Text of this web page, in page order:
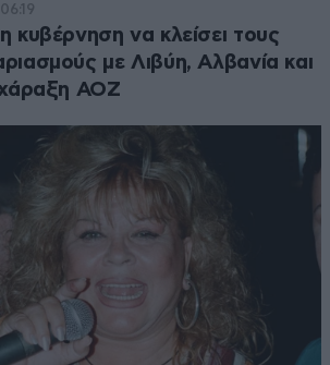
κυβέρνηση να κλείσει τους
με Λιβύη, Αλβανία και
χάραξη ΑΟΖ